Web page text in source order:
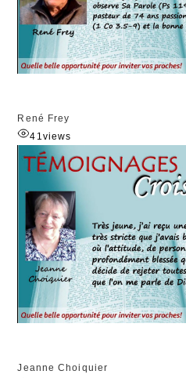
René Frey
41views
Jeanne Choiquier